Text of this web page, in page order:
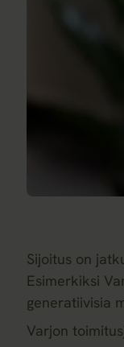
Sijoitus on
Esimerkiksi
generatiivisia
Varjon